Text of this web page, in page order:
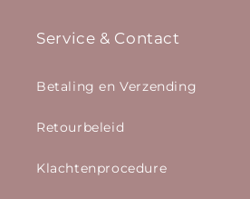
Service & Contact
Betaling en Verzending
Retourbeleid
Klachtenprocedure